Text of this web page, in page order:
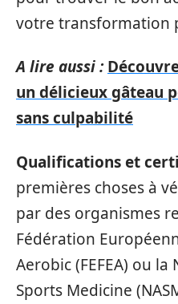
votre transformation
A lire aussi :
un délicieux gâteau
sans culpabilité
Qualifications et
premières choses à
par des organismes
Fédération
Aerobic (FEFEA) ou
Sports Medicine